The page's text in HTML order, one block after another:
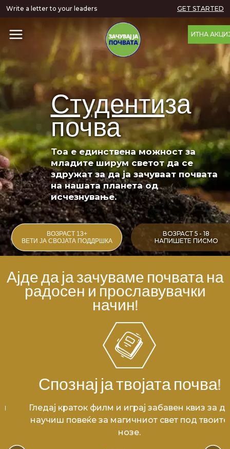
Write a letter to your leaders GET STARTED
ИТНА
Студентиза
почва
Тоа е единствена можност за
младите ширум светот да се
здружат за да ја зачуваат почвата
на нашата планета од
исчезнување.
ВОЗРАСТ 13+
ВЕТИ ЈА СВОЈАТА ПОДДРШКА
ВОЗРАСТ 5 - 18
НАПИШЕТЕ ПИСМО
Ајде да ја зачуваме почвата на
радосен и прославувачки
начин!
Спознај ја твојата почва!
Гледај краток филм и играј забавен квиз за да
научиш повеќе за магичниот свет под твоите
нозе.